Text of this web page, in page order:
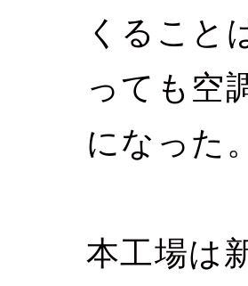
くること
っても空
になった。
本工場は